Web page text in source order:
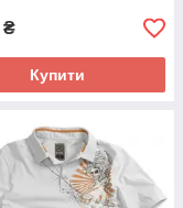
₴
Купити